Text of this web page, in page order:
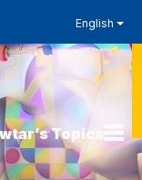
English
Topics